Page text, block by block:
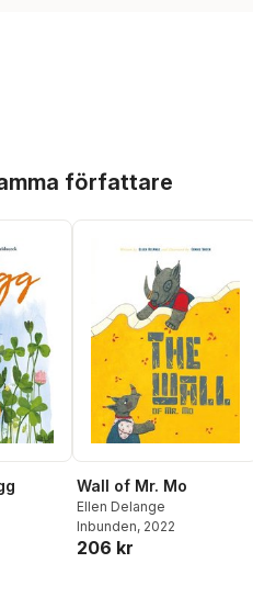
författare
Wall of Mr. Mo
Ellen Delange
Inbunden, 2022
206 kr